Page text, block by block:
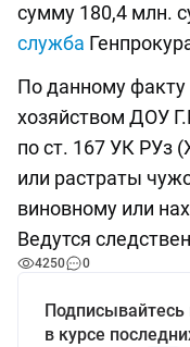
сумму 180,4 млн.
служба
По данному
хозяйством ДОУ
по ст. 167 УК РУз
или растраты
виновному или
Ведутся
4250 0
в курсе